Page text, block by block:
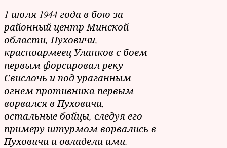
1 июля 1944 года в бою за
районный центр Минской
области, Пуховичи,
красноармеец Уланков с боем
первым форсировал реку
Свислочь и под ураганным
огнем противника первым
ворвался в Пуховичи,
остальные бойцы, следуя его
примеру штурмом ворвались в
Пуховичи и овладели ими.